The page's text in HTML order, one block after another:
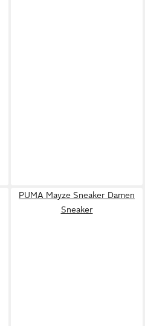
PUMA Mayze Sneaker Damen
Sneaker